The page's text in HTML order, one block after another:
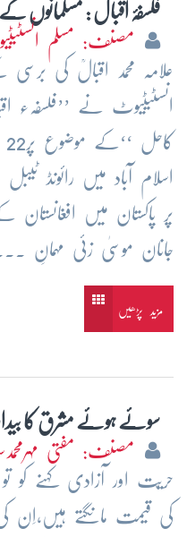
فلسفۂ اقبال : مسلمانوں
مصنف: مسلم
علامہ محمد اقبالؒ کی
انسٹیٹیوٹ نے ’’فلسفہء
اسلام آباد میں رائونڈ
پر پاکستان میں
جانان موسیٰ زئی مہمانِ ...
مزید پڑھیں
سوئے ہوئے مشرق کا بیدار
مصنف: مفتی
حریّت اور آزادی کہنے کو
کی قیمت مانگتے